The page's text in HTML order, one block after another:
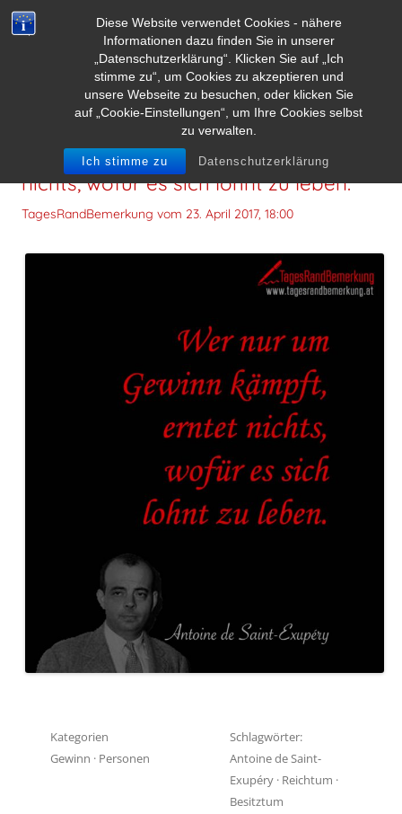
Diese Website verwendet Cookies - nähere
Informationen dazu finden Sie in unserer
„Datenschutzerklärung“. Klicken Sie auf „Ich
stimme zu“, um Cookies zu akzeptieren und
unsere Webseite zu besuchen, oder klicken Sie
auf „Cookie-Einstellungen“, um Ihre Cookies selbst
zu verwalten.
Ich stimme zu Datenschutzerklärung
Wer nur um Gewinn kämpft, erntet
nichts, wofür es sich lohnt zu leben.
TagesRandBemerkung vom 23. April 2017, 18:00
Kategorien
Gewinn · Personen
Schlagwörter:
Antoine de Saint-
Exupéry · Reichtum ·
Besitztum